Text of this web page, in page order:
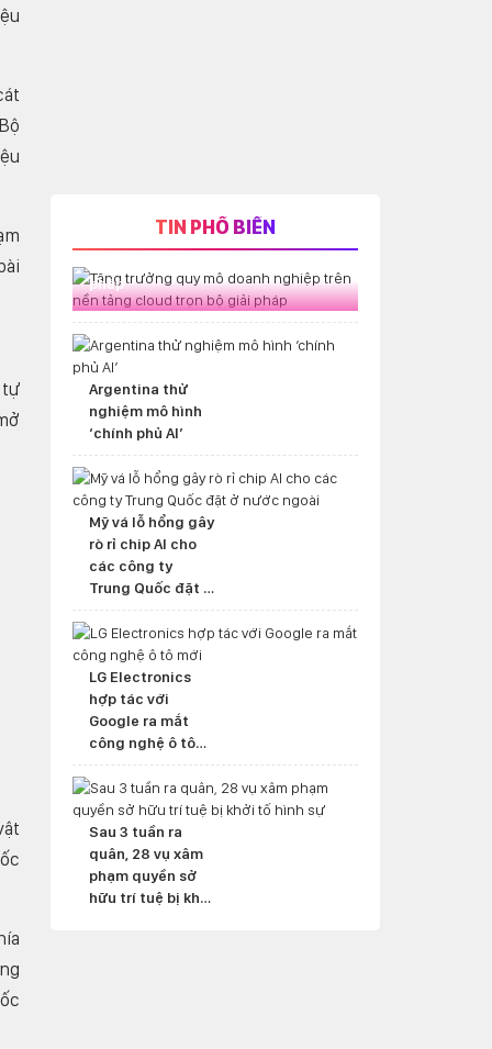
tự
TIN PHỔ BIẾN
Tăng trưởng quy mô doanh nghiệp
pháp
Argentina thử
nghiệm mô hình
‘chính phủ AI’
Mỹ vá lỗ hổng gây
rò rỉ chip AI cho
các công ty
Trung Quốc đặt ở
nước ngoài
LG Electronics
hợp tác với
Google ra mắt
công nghệ ô tô
mới
Sau 3 tuần ra
quân, 28 vụ xâm
phạm quyền sở
hữu trí tuệ bị khởi